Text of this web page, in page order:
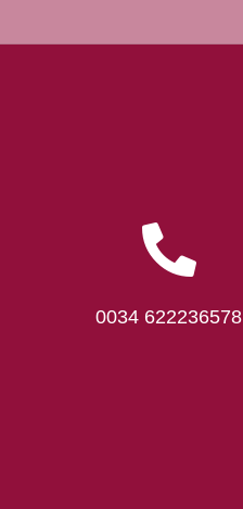
0034 622236578